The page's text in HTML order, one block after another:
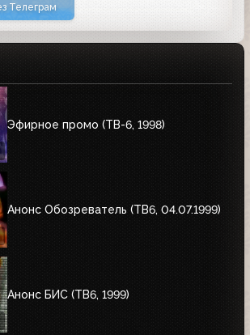
Телеграм
Эфирное промо (ТВ-6, 1998)
Анонс Обозреватель (ТВ6, 04.07.1999)
Анонс БИС (ТВ6, 1999)